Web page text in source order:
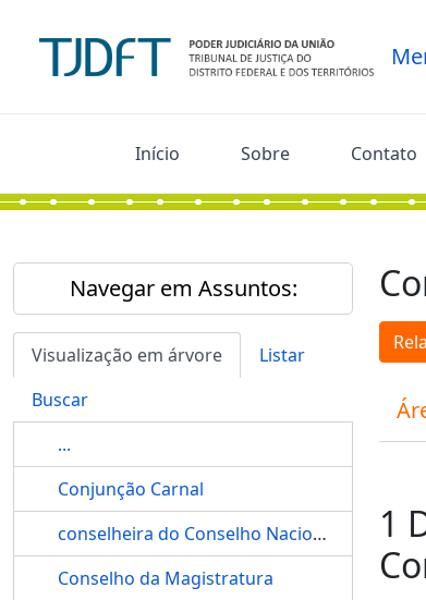
Início Sobre Contato
Navegar em Assuntos:
Visualização em árvore
Listar
Buscar
...
Conjunção Carnal
conselheira do Conselho Nacional de Justiça – CNJ, Maria Tereza Uille
Conselho da Magistratura
1